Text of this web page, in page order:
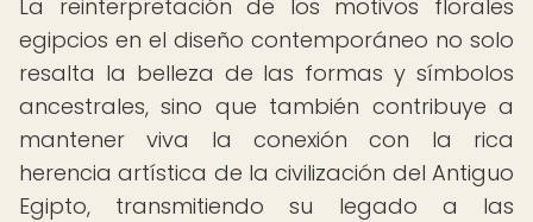
La reinterpretación de los motivos florales
egipcios en el diseño contemporáneo no solo
resalta la belleza de las formas y símbolos
ancestrales, sino que también contribuye a
mantener viva la conexión con la rica
herencia artística de la civilización del Antiguo
Egipto, transmitiendo su legado a las